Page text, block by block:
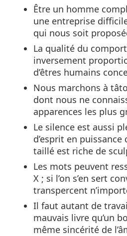
Être un homme
une entreprise
qui nous soit
La qualité du
inversement
d’êtres humains
Nous marchons à
dont nous ne
apparences les plus
Le silence est aussi
d’esprit en
taillé est riche de
Les mots peuvent
X ; si l’on s’en sert
transpercent
Il faut autant de
mauvais livre qu’un
même sincérité de